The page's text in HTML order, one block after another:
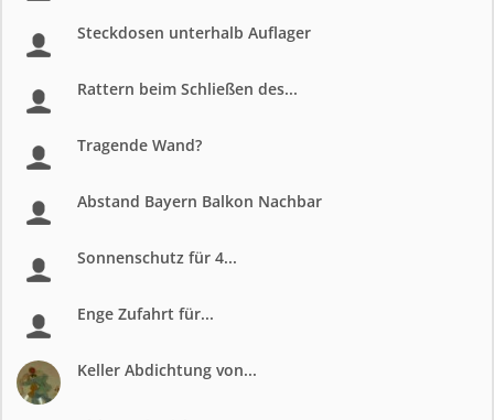
Steckdosen unterhalb Auflager
Rattern beim Schließen des...
Tragende Wand?
Abstand Bayern Balkon Nachbar
Sonnenschutz für 4...
Enge Zufahrt für...
Keller Abdichtung von...